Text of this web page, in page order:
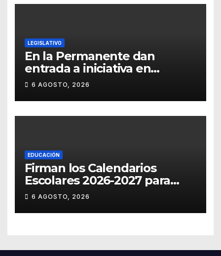
LEGISLATIVO
En la Permanente dan
entrada a iniciativa en
materia notarial
6 AGOSTO, 2026
EDUCACIÓN
Firman los Calendarios
Escolares 2026-2027 para
Guanajuato
6 AGOSTO, 2026